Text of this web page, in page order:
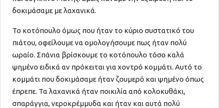
δοκιμάσαμε με λαχανικά.
Το κοτόπουλο όμως που ήταν το κύριο συστατικό του
πιάτου, οφείλουμε να ομολογήσουμε πως ήταν πολύ
ωραίο. Σπάνια βρίσκουμε το κοτόπουλο τόσο καλά
ψημένο ειδικά αν πρόκειται για χοντρό κομμάτι. Αυτό το
κομμάτι που δοκιμάσαμε ήταν ζουμερό και ψημένο όπως
έπρεπε. Τα λαχανικά ήταν ποικιλία από κολοκυθάκι,
σπαράγγια, νεροκρέμμυδα και ήταν και αυτά πολύ